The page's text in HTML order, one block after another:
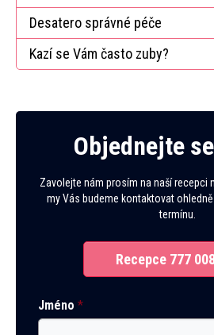
Desatero správné péče
Kazí se Vám často zuby​?
Objednejte
Zavolejte nám prosím na naší recepci
my Vás budeme kontaktovat
termínu.
Recepce 777
Jméno *